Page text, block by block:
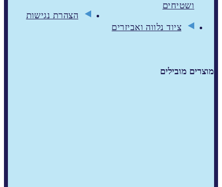
הצהרת נגישות
ושטיחים
ציוד נלווה ואביזרים
מוצרים מובילים